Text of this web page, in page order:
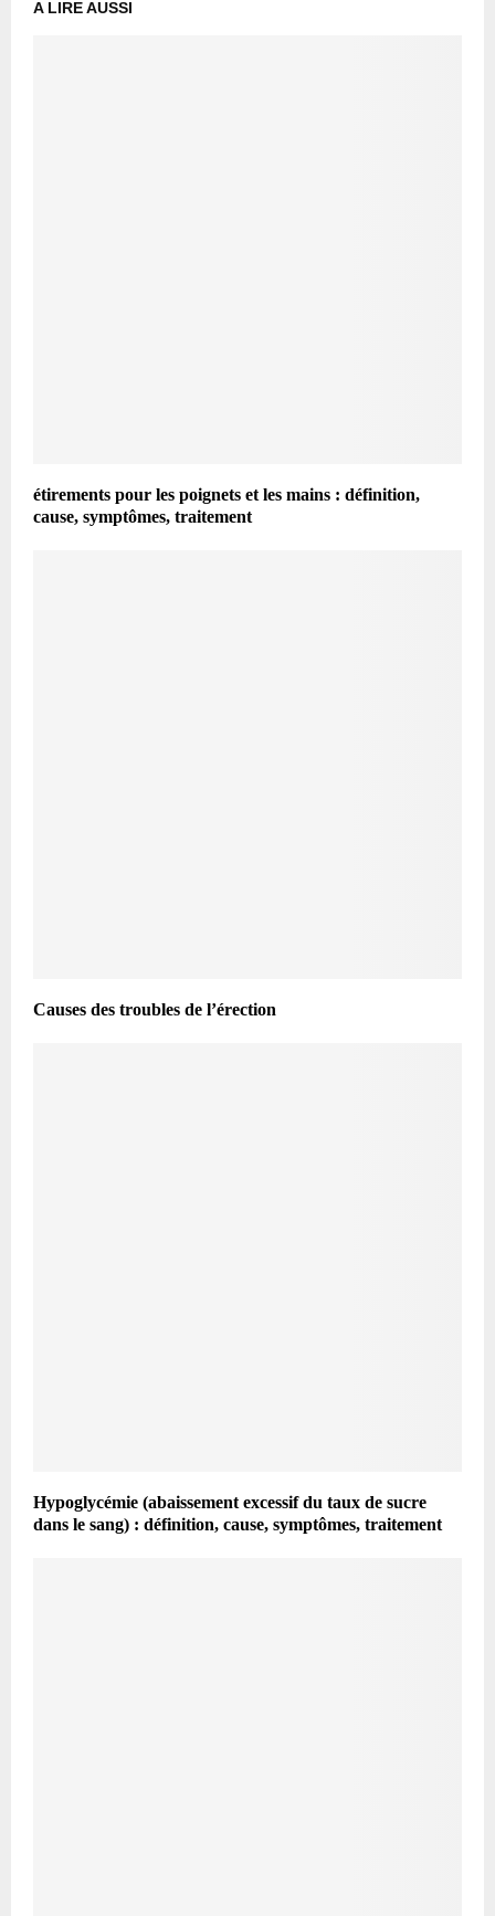
A LIRE AUSSI
étirements pour les poignets et les mains : définition,
cause, symptômes, traitement
Causes des troubles de l’érection
Hypoglycémie (abaissement excessif du taux de sucre
dans le sang) : définition, cause, symptômes, traitement